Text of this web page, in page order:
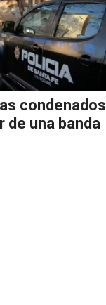
condenados
de una banda